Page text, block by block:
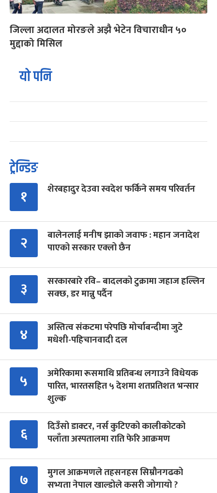
जिल्ला अदालत मोरङले अझै भेटेन विचाराधीन ५०
मुद्दाको मिसिल
यो पनि
ट्रेन्डिङ
१ शेरबहादुर देउवा स्वदेश फर्किने समय परिवर्तन
२
बालेनलाई मनीष झाको जवाफ : महान जनादेश
पाएको सरकार एक्लो छैन
३
सरकारबारे रवि– बादलको टुक्रामा जहाज हल्लिन
सक्छ, डर मान्नु पर्दैन
४
अस्तित्व संकटमा परेपछि मोर्चाबन्दीमा जुटे
मधेशी-पहिचानवादी दल
५
अमेरिकामा रूसमाथि प्रतिबन्ध लगाउने विधेयक
पारित, भारतसहित ५ देशमा शतप्रतिशत भन्सार
शुल्क
६
दिउँसो डाक्टर, नर्स कुटिएको कालीकोटको
पलाँता अस्पतालमा राति फेरि आक्रमण
७
मुगल आक्रमणले तहसनहस सिम्रौनगढको
सभ्यता नेपाल खाल्डोले कसरी जोगायो ?